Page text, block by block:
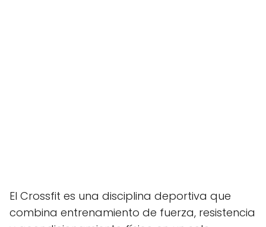
El Crossfit es una disciplina deportiva que
combina entrenamiento de fuerza, resistencia